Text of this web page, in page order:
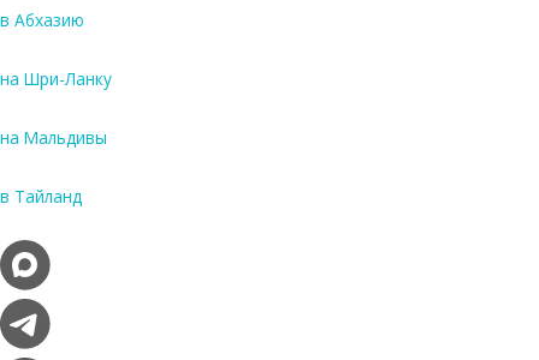
в Абхазию
на Шри-Ланку
на Мальдивы
в Тайланд